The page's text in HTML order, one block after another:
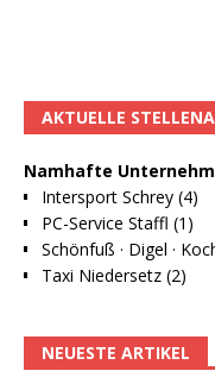
AKTUELLE
Namhafte
Intersport Schrey (4)
PC-Service Staffl (1)
Schönfuß · Digel ·
Taxi Niedersetz (2)
NEUESTE ARTIKEL